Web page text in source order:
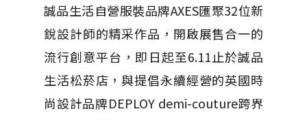
誠品生活自營服裝品牌AXES匯聚32位新
銳設計師的精采作品，開啟展售合一的
流行創意平台，即日起至6.11止於誠品
生活松菸店，與提倡永續經營的英國時
尚設計品牌DEPLOY demi-couture跨界